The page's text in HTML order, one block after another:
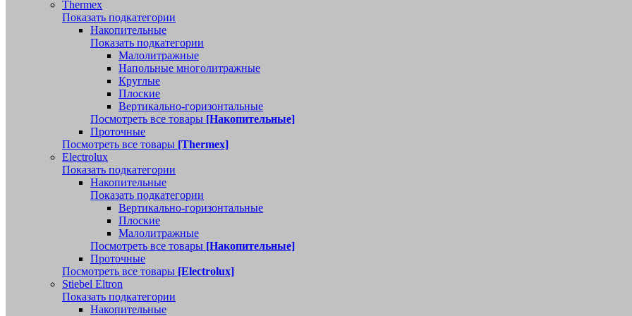
Thermex
Показать подкатегории
Накопительные
Показать подкатегории
Малолитражные
Напольные многолитражные
Круглые
Плоские
Вертикально-горизонтальные
Посмотреть все товары [Накопительные]
Проточные
Посмотреть все товары [Thermex]
Electrolux
Показать подкатегории
Накопительные
Показать подкатегории
Вертикально-горизонтальные
Плоские
Малолитражные
Посмотреть все товары [Накопительные]
Проточные
Посмотреть все товары [Electrolux]
Stiebel Eltron
Показать подкатегории
Накопительные